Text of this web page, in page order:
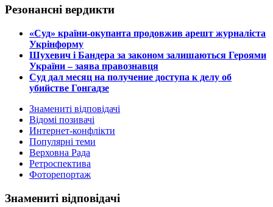
Резонансні вердикти
​«Суд» країни-окупанта продовжив арешт журналіста
Укрінформу
Шухевич і Бандера за законом залишаються Героями
України – заява правознавця
Суд дал месяц на получение доступа к делу об
убийстве Гонгадзе
Знамениті відповідачі
Відомі позивачі
Интернет-конфлікти
Популярні теми
Верховна Рада
Ретроспектива
Фоторепортаж
Знамениті відповідачі